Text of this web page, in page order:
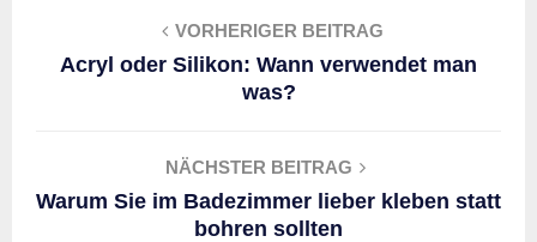
VORHERIGER BEITRAG
Acryl oder Silikon: Wann verwendet man
was?
NÄCHSTER BEITRAG
Warum Sie im Badezimmer lieber kleben statt
bohren sollten